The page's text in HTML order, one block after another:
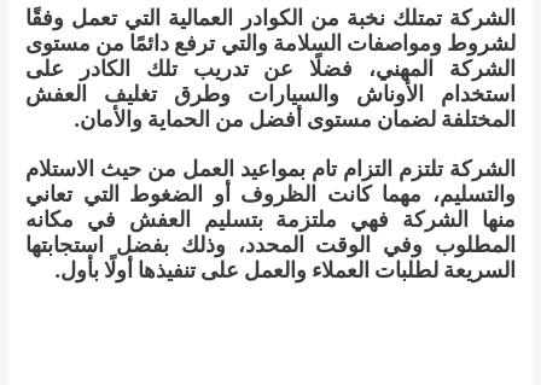
الشركة تمتلك نخبة من الكوادر العمالية التي تعمل وفقًا
لشروط ومواصفات السلامة والتي ترفع دائمًا من مستوى
الشركة المهني، فضلًا عن تدريب تلك الكادر على
استخدام الأوناش والسيارات وطرق تغليف العفش
المختلفة لضمان مستوى أفضل من الحماية والأمان.
الشركة تلتزم التزام تام بمواعيد العمل من حيث الاستلام
والتسليم، مهما كانت الظروف أو الضغوط التي تعاني
منها الشركة فهي ملتزمة بتسليم العفش في مكانه
المطلوب وفي الوقت المحدد، وذلك بفضل استجابتها
السريعة لطلبات العملاء والعمل على تنفيذها أولًا بأول.